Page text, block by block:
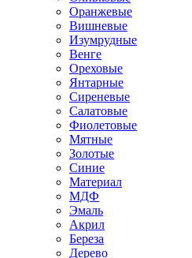
Оранжевые
Вишневые
Изумрудные
Венге
Ореховые
Янтарные
Сиреневые
Салатовые
Фиолетовые
Мятные
Золотые
Синие
Материал
МДФ
Эмаль
Акрил
Береза
Дерево